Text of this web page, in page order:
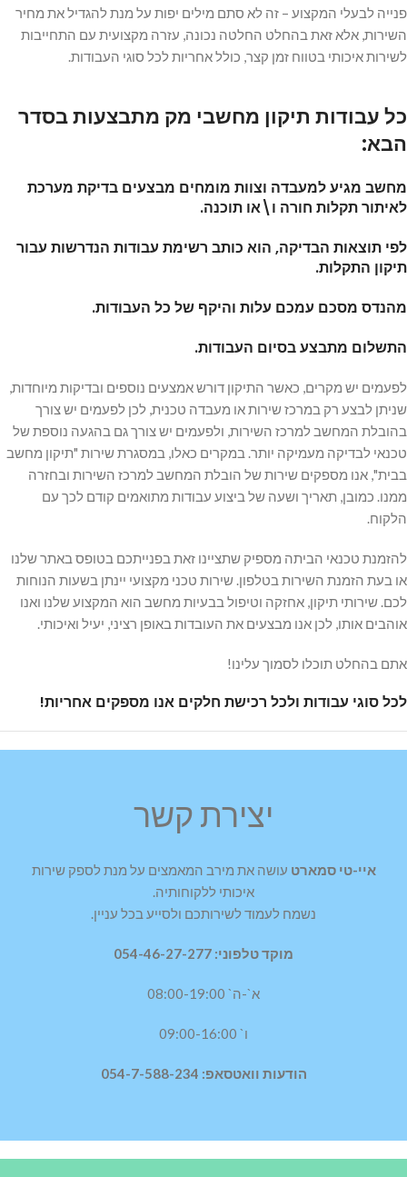
פנייה לבעלי המקצוע – זה לא סתם מילים יפות על מנת להגדיל את מחיר
השירות, אלא זאת בהחלט החלטה נכונה, עזרה מקצועית עם התחייבות
לשירות איכותי בטווח זמן קצר, כולל אחריות לכל סוגי העבודות.
כל עבודות תיקון מחשבי מק מתבצעות בסדר
הבא:
מחשב מגיע למעבדה וצוות מומחים מבצעים בדיקת מערכת
לאיתור תקלות חורה ו\או תוכנה.
לפי תוצאות הבדיקה, הוא כותב רשימת עבודות הנדרשות עבור
תיקון התקלות.
מהנדס מסכם עמכם עלות והיקף של כל העבודות.
התשלום מתבצע בסיום העבודות.
לפעמים יש מקרים, כאשר התיקון דורש אמצעים נוספים ובדיקות מיוחדות,
שניתן לבצע רק במרכז שירות או מעבדה טכנית, לכן לפעמים יש צורך
בהובלת המחשב למרכז השירות, ולפעמים יש צורך גם בהגעה נוספת של
טכנאי לבדיקה מעמיקה יותר. במקרים כאלו, במסגרת שירות "תיקון מחשב
בבית", אנו מספקים שירות של הובלת המחשב למרכז השירות ובחזרה
ממנו. כמובן, תאריך ושעה של ביצוע עבודות מתואמים קודם לכך עם
הלקוח.
להזמנת טכנאי הביתה מספיק שתציינו זאת בפנייתכם בטופס באתר שלנו
או בעת הזמנת השירות בטלפון. שירות טכני מקצועי יינתן בשעות הנוחות
לכם. שירותי תיקון, אחזקה וטיפול בבעיות מחשב הוא המקצוע שלנו ואנו
אוהבים אותו, לכן אנו מבצעים את העובדות באופן רציני, יעיל ואיכותי.
אתם בהחלט תוכלו לסמוך עלינו!
לכל סוגי עבודות ולכל רכישת חלקים אנו מספקים אחריות!
יצירת קשר
איי-טי סמארט עושה את מירב המאמצים על מנת לספק שירות
איכותי ללקוחותיה.
נשמח לעמוד לשירותכם ולסייע בכל עניין.
מוקד טלפוני: 054-46-27-277
א`-ה` 08:00-19:00
ו` 09:00-16:00
הודעות וואטסאפ: 054-7-588-234